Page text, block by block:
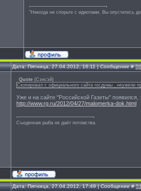
"Никогда не спорьте с идиотами. Вы опуститесь
Дата: Пятница, 27.04.2012, 16:11 | Сообщение #50
Quote (Сэнсэй)
Скопировал с официального сайта госдумы ,
Уже и на сайте "Российской Газеты" появился,
http://www.rg.ru/2012/04/27/malomerka-dok.html
Съеденная рыба не даёт потомства.
Дата: Пятница, 27.04.2012, 17:49 | Сообщение #